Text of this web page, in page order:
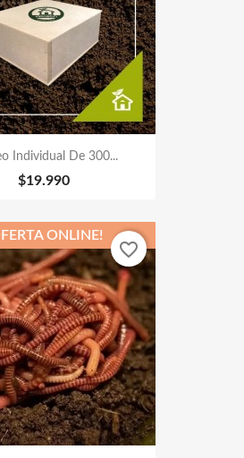
Individual De 300...
$19.990
ONLINE!
favorite_border